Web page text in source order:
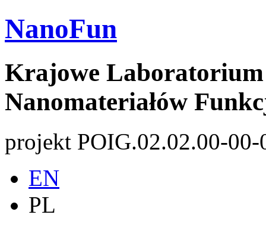
NanoFun
Krajowe
Nanomateriałów
projekt POIG.02.02.00-00-
EN
PL